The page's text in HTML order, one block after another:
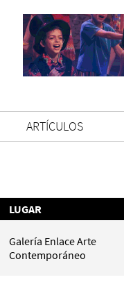
ARTÍCULOS
LUGAR
Galería Enlace Arte
Contemporáneo